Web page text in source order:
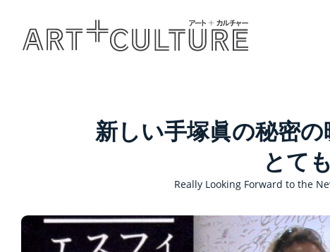
新しい手塚眞の秘密
とて
Really Looking Forward to the